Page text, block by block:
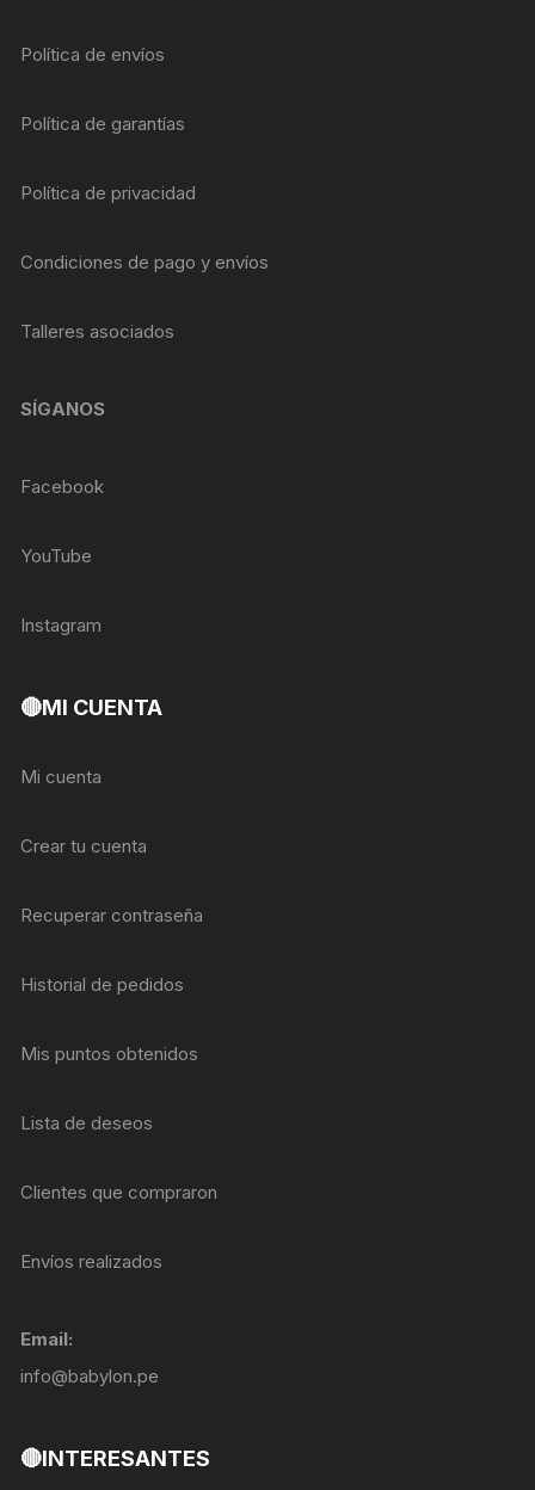
Política de envíos
Política de garantías
Política de privacidad
Condiciones de pago y envíos
Talleres asociados
SÍGANOS
Facebook
YouTube
Instagram
🔴MI CUENTA
Mi cuenta
Crear tu cuenta
Recuperar contraseña
Historial de pedidos
Mis puntos obtenidos
Lista de deseos
Clientes que compraron
Envíos realizados
Email:
info@babylon.pe
🔴INTERESANTES